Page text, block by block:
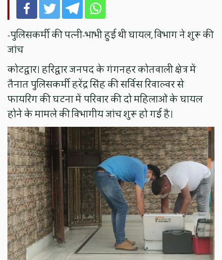
-पुलिसकर्मी की पत्नी-भाभी हुई थी घायल, विभाग ने शुरू की
जांच
कोटद्वार। हरिद्वार जनपद के गंगनहर कोतवाली क्षेत्र में
तैनात पुलिसकर्मी हरेंद्र सिंह की सर्विस रिवाल्वर से
फायरिंग की घटना में परिवार की दो महिलाओं के घायल
होने के मामले की विभागीय जांच शुरू हो गई है।